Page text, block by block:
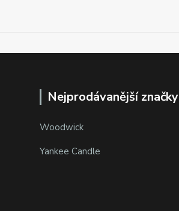
Nejprodávanější značky
Woodwick
Yankee Candle